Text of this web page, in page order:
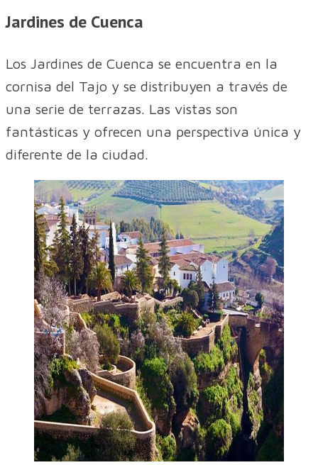
Jardines de Cuenca
Los Jardines de Cuenca se encuentra en la
cornisa del Tajo y se distribuyen a través de
una serie de terrazas. Las vistas son
fantásticas y ofrecen una perspectiva única y
diferente de la ciudad.